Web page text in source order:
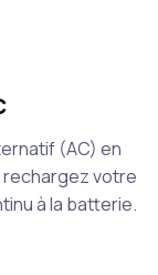
(AC) en
rechargez votre
à la batterie.